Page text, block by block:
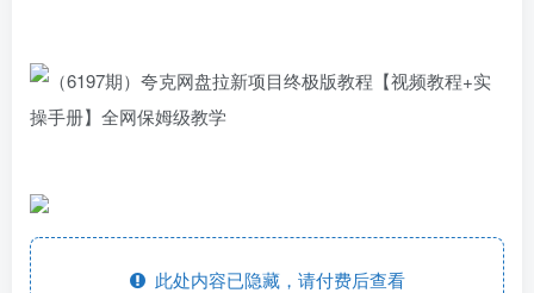
此处内容已隐藏，请付费后查看